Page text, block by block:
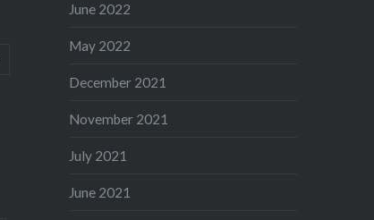
June 2022
May 2022
December 2021
November 2021
July 2021
June 2021